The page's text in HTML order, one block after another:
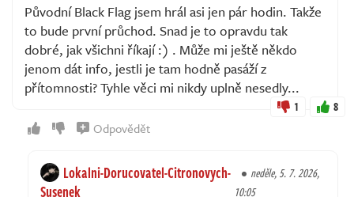
Původní Black Flag jsem hrál asi jen pár hodin. Takže
to bude první průchod. Snad je to opravdu tak
dobré, jak všichni říkají :) . Může mi ještě někdo
jenom dát info, jestli je tam hodně pasáží z
přítomnosti? Tyhle věci mi nikdy uplně nesedly...
1 8
Odpovědět
Lokalni-Dorucovatel-Citronovych-
Susenek
neděle, 5. 7. 2026,
10:05